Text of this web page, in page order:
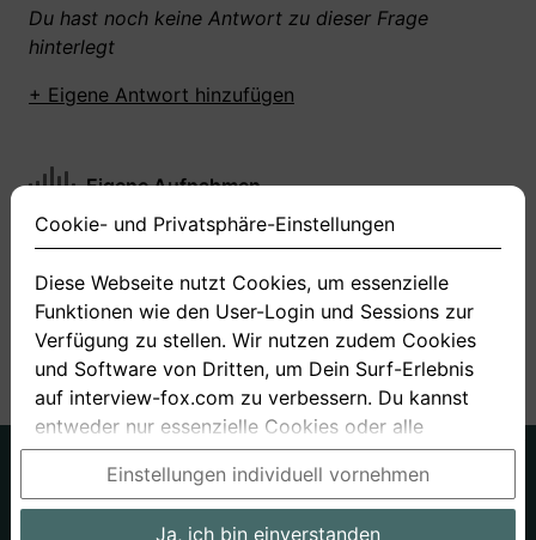
Du hast noch keine Antwort zu dieser Frage
hinterlegt
+ Eigene Antwort hinzufügen
Eigene Aufnahmen
Du hast zu dieser Frage noch keine Antworten
+ Neue Antwort aufnehmen
Über uns
Datenschutz
AGB
Bewerbungsfragen Preise
Cookie- und Privatsphäre-Einstellungen
Diese Webseite nutzt Cookies, um essenzielle
Funktionen wie den User-Login und Sessions zur
Verfügung zu stellen. Wir nutzen zudem Cookies
und Software von Dritten, um Dein Surf-Erlebnis
auf interview-fox.com zu verbessern. Du kannst
entweder nur essenzielle Cookies oder alle
Cookies akzeptieren. Du kannst Deine
Einstellungen jederzeit in unseren Cookie- und
Privatsphäre-Einstellungen ändern. Dieser Link ist
Einstellungen individuell vornehmen
Ja, ich bin einverstanden